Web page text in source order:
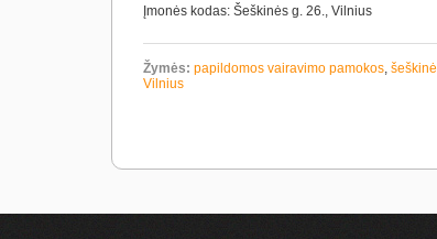
Įmonės kodas: Šeškinės g. 26., Vilnius
Žymės: papildomos vairavimo pamokos, šeškinė
Vilnius